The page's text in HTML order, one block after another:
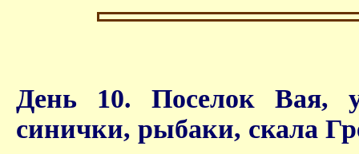
День 10. Поселок Вая,
синички, рыбаки, скала